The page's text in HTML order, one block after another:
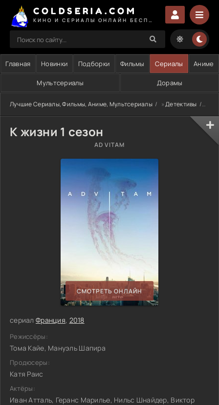
COLDSERIA.COM
Главная Новинки Подборки Фильмы Сериалы Аниме
Мультсериалы Дорамы
Лучшие Сериалы, Фильмы, Аниме, Мультсериалы »Детективы » К
К жизни 1 сезон
AD VITAM
СМОТРЕТЬ ОНЛАЙН
сериал Франция, 2018
Режиссёры:
Тома Кайе, Мануэль Шапира
Продюсеры:
Катя Раис
Актёры:
Иван Атталь, Геранс Марилье, Нильс Шнайдер, Виктор